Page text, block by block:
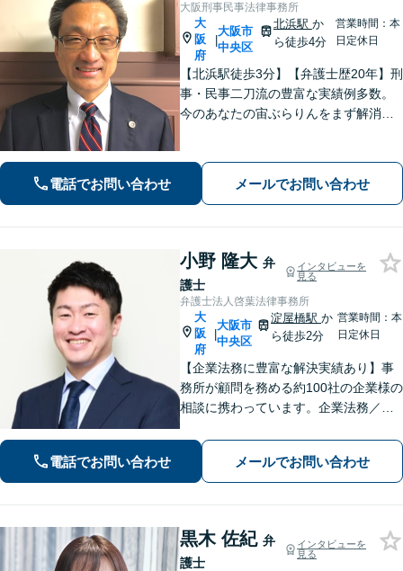
大阪刑事民事法律事務所
大
阪
府
|
大阪市
中央区
北浜駅 か
ら徒歩4分
営業時間：本
日定休日
【北浜駅徒歩3分】【弁護士歴20年】刑
事・民事二刀流の豊富な実績例多数。
今のあなたの宙ぶらりんをまず解消！
士」であり続けます！最後まであなた
の味方です！【初回相談無料】
電話でお問い合わせ メールでお問い合わせ
小野 隆大 弁
護士
インタビューを
見る
弁護士法人啓葉法律事務所
大
阪
府
|
大阪市
中央区
淀屋橋駅か
ら徒歩2分
営業時間：本
日定休日
【企業法務に豊富な解決実績あり】事
務所が顧問を務める約100社の企業様の
相談に携わっています。企業法務／事
／債権回収／事業承継など、トラブル
やお困りごとのご相談はお任せくださ
い【土日祝対応可】個人の相続にも対
応
電話でお問い合わせ メールでお問い合わせ
黒木 佐紀 弁
護士
インタビューを
見る